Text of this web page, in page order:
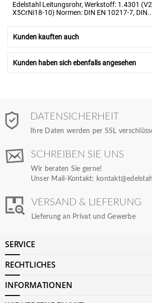
Edelstahl Leitungsrohr, Werkstoff: 1.4301
X5CrNi18-10) Normen: DIN EN 10217-7,
Kunden kauften auch
Kunden haben sich ebenfalls angesehen
DATENSICHERHEIT
Ihre Daten werden per SSL
SCHREIBEN SIE UNS
Wir beraten Sie gerne!
Unser Mail-Kontakt:
VERSAND & LIEFERUNG
Lieferung an Privat und Gewerbe
SERVICE
RECHTLICHES
INFORMATIONEN